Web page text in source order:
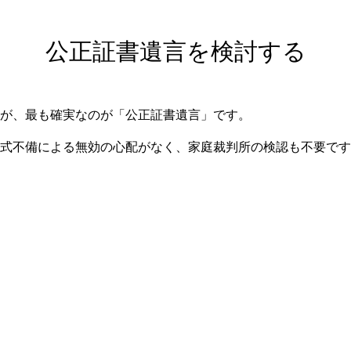
公正証書遺言を検討する
、最も確実なのが「公正証書遺言」です。
不備による無効の心配がなく、家庭裁判所の検認も不要で